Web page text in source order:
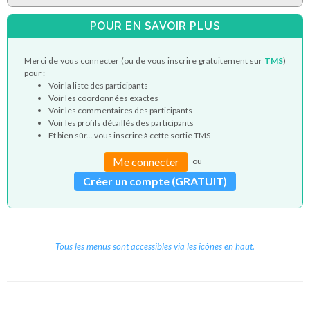
POUR EN SAVOIR PLUS
Merci de vous connecter (ou de vous inscrire gratuitement sur TMS)
pour :
Voir la liste des participants
Voir les coordonnées exactes
Voir les commentaires des participants
Voir les profils détaillés des participants
Et bien sûr... vous inscrire à cette sortie TMS
Me connecter ou
Créer un compte (GRATUIT)
Tous les menus sont accessibles via les icônes en haut.